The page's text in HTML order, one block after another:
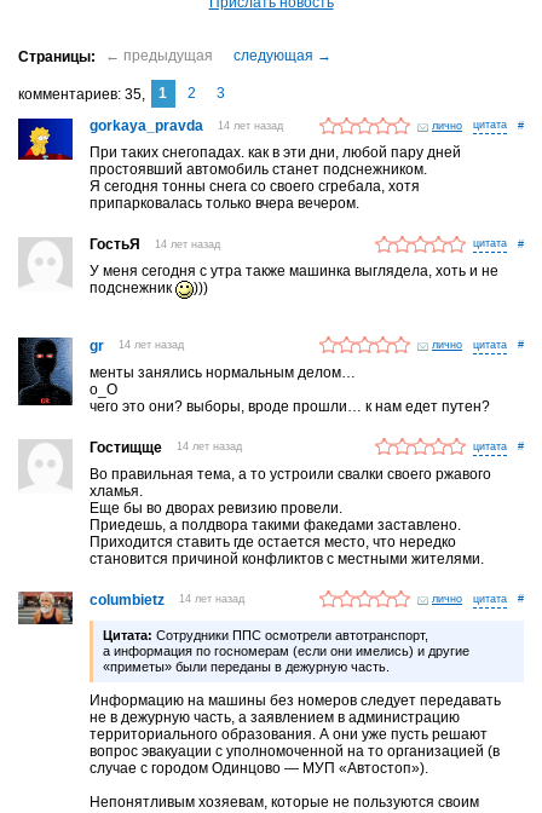
комментариев 35 1 2
3
gorkaya_pravda
14 лет назад лично #
При таких снегопадах. как в эти дни, любой пару дней
простоявший автомобиль станет подснежником.
Я сегодня тонны снега со своего сгребала, хотя
припарковалась только вчера вечером.
ГостьЯ 14 лет назад #
У меня сегодня с утра также машинка выглядела, хоть и не
подснежник
)))
gr 14 лет назад лично #
менты занялись нормальным делом…
о_О
чего это они? выборы, вроде прошли… к нам едет путен?
Гостищще 14 лет назад #
Во правильная тема, а то устроили свалки своего ржавого
хламья.
Еще бы во дворах ревизию провели.
Приедешь, а полдвора такими факедами заставлено.
Приходится ставить где остается место, что нередко
становится причиной конфликтов с местными жителями.
columbietz 14 лет назад лично #
Цитата: Сотрудники ППС осмотрели автотранспорт,
а информация по госномерам (если они имелись) и другие
«приметы» были переданы в дежурную часть.
Информацию на машины без номеров следует передавать
не в дежурную часть, а заявлением в администрацию
территориального образования. А они уже пусть решают
вопрос эвакуации с уполномоченной на то организацией (в
случае с городом Одинцово — МУП «Автостоп»).
Непонятливым хозяевам, которые не пользуются своим